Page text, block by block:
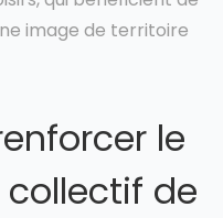
image de territoire
le
de